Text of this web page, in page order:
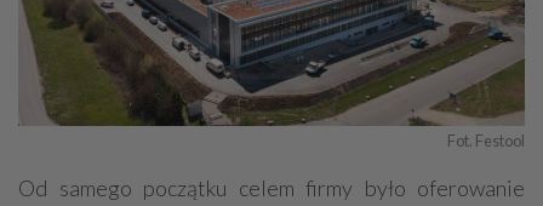
Fot. Festool
Od samego początku celem firmy było oferowanie